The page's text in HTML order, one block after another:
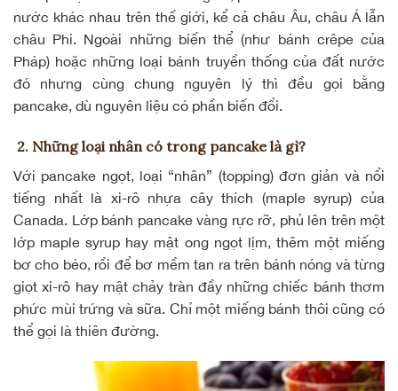
nước khác nhau trên thế giới, kể cả châu Âu, châu Á lẫn
châu Phi. Ngoài những biến thể (như bánh crêpe của
Pháp) hoặc những loại bánh truyền thống của đất nước
đó nhưng cùng chung nguyên lý thì đều gọi bằng
pancake, dù nguyên liệu có phần biến đổi.
2. Những loại nhân có trong pancake là gì?
Với pancake ngọt, loại “nhân” (topping) đơn giản và nổi
tiếng nhất là xi-rô nhựa cây thích (maple syrup) của
Canada. Lớp bánh pancake vàng rực rỡ, phủ lên trên một
lớp maple syrup hay mật ong ngọt lịm, thêm một miếng
bơ cho béo, rồi để bơ mềm tan ra trên bánh nóng và từng
giọt xi-rô hay mật chảy tràn đầy những chiếc bánh thơm
phức mùi trứng và sữa. Chỉ một miếng bánh thôi cũng có
thể gọi là thiên đường.